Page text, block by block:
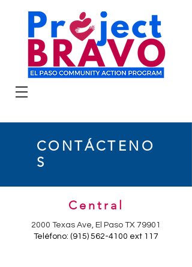
CONTÁCTENO
S
Central
2000 Texas Ave, El Paso TX 79901
Teléfono: (915) 562-4100 ext 117